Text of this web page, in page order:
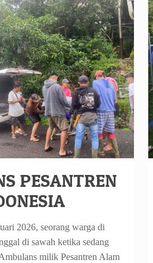
PESANTREN
2026, seorang warga di
di sawah ketika sedang
milik Pesantren Alam